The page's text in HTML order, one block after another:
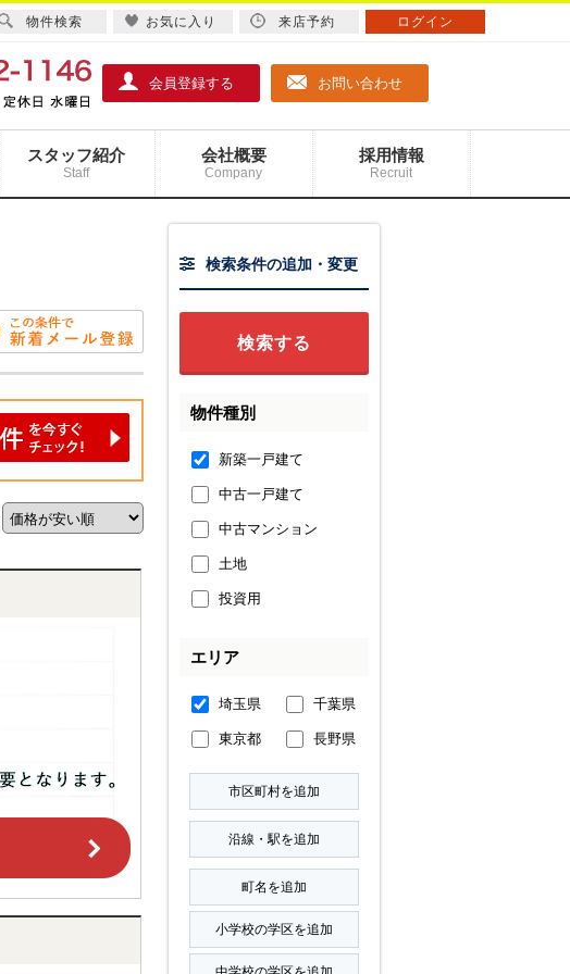
会員登録する お問い合わせ
スタッフ紹介
Staff
会社概要
Company
採用情報
Recruit
検索条件の追加・変更
物件種別
新築一戸建て
中古一戸建て
中古マンション
土地
投資用
エリア
埼玉県 千葉県
東京都 長野県
物件検索 お気に入り 来店予約 ログイン